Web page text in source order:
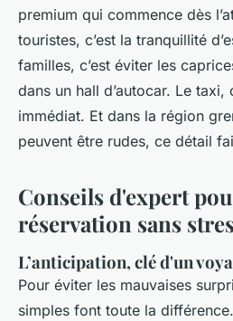
premium qui commence dès
touristes, c’est la tranquillité
familles, c’est éviter les
dans un hall d’autocar. Le taxi,
immédiat. Et dans la région
peuvent être rudes, ce détail
Conseils d'expert
réservation sans
L’anticipation, clé d'un
Pour éviter les mauvaises
simples font toute la